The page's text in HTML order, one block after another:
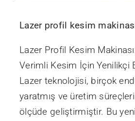
Lazer profil kesim
Lazer Profil Kesim
Verimli Kesim İçin Yenilikçi
Lazer teknolojisi, birçok
yaratmış ve üretim
ölçüde geliştirmiştir. Bu